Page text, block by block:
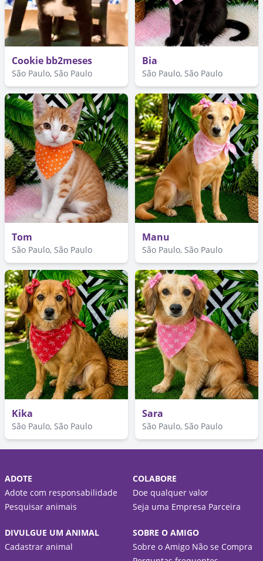
Cookie bb2meses
São Paulo, São Paulo
Bia
São Paulo, São Paulo
Tom
São Paulo, São Paulo
Manu
São Paulo, São Paulo
Kika
São Paulo, São Paulo
Sara
São Paulo, São Paulo
ADOTE
Adote com responsabilidade
Pesquisar animais
COLABORE
Doe qualquer valor
Seja uma Empresa Parceira
DIVULGUE UM ANIMAL
Cadastrar animal
SOBRE O AMIGO
Sobre o Amigo Não se Compra